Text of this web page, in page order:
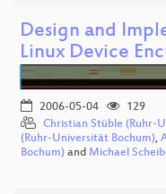
Design and
Linux Device
2006-05-04
129
Christian Stüble (Ruhr-
(Ruhr-Universität Bochum),
Bochum) and Michael